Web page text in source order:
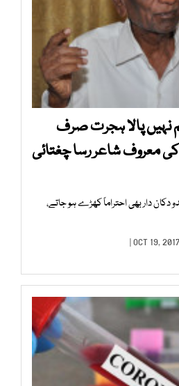
نہیں پالا ہجرت صرف
معروف شاعر رسا چغتائی
دکان دار بھی احتراماً کھڑے ہو جاتے،